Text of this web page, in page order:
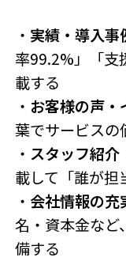
・ 実績・導入事
率99.2%」「支
載する
・ お客様の声・
葉でサービスの
・ スタッフ紹介
載して「誰が担
・ 会社情報の充
名・資本金な
備する